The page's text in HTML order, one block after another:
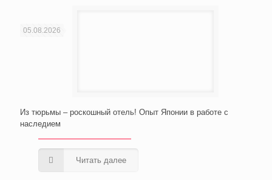
05.08.2026
Из тюрьмы – роскошный отель! Опыт Японии в работе с
наследием
Читать далее